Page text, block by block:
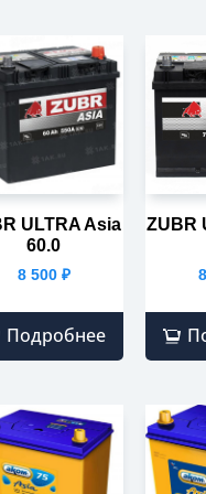
ULTRA Asia
60.0
8 500 ₽
Подробнее
ZUBR